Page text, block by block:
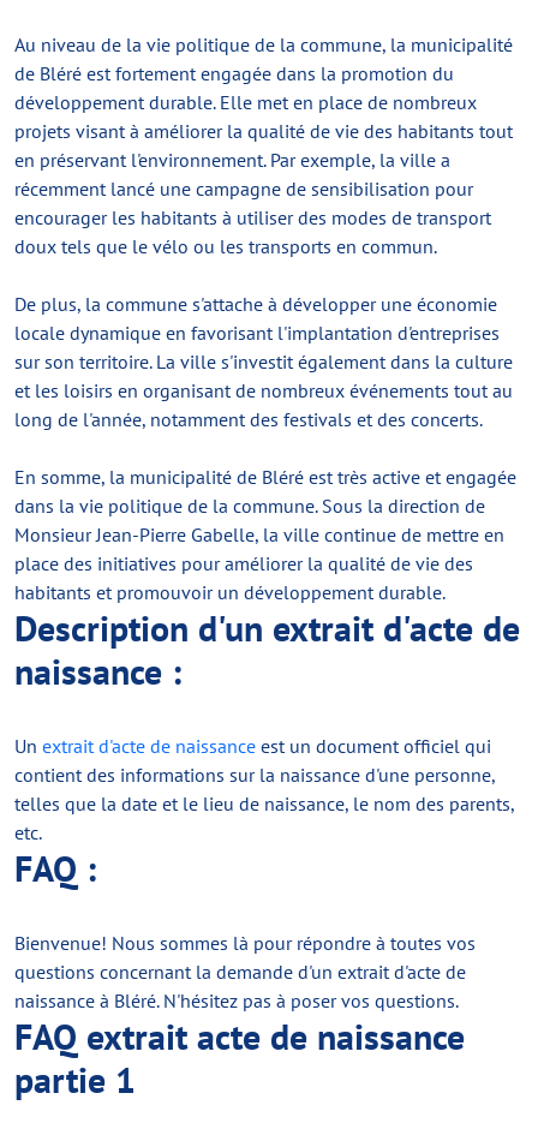
Au niveau de la vie politique de la commune, la municipalité
de Bléré est fortement engagée dans la promotion du
développement durable. Elle met en place de nombreux
projets visant à améliorer la qualité de vie des habitants tout
en préservant l'environnement. Par exemple, la ville a
récemment lancé une campagne de sensibilisation pour
encourager les habitants à utiliser des modes de transport
doux tels que le vélo ou les transports en commun.
De plus, la commune s'attache à développer une économie
locale dynamique en favorisant l'implantation d'entreprises
sur son territoire. La ville s'investit également dans la culture
et les loisirs en organisant de nombreux événements tout au
long de l'année, notamment des festivals et des concerts.
En somme, la municipalité de Bléré est très active et engagée
dans la vie politique de la commune. Sous la direction de
Monsieur Jean-Pierre Gabelle, la ville continue de mettre en
place des initiatives pour améliorer la qualité de vie des
habitants et promouvoir un développement durable.
Description d'un extrait d'acte de
naissance :
Un extrait d'acte de naissance est un document officiel qui
contient des informations sur la naissance d'une personne,
telles que la date et le lieu de naissance, le nom des parents,
etc.
FAQ :
Bienvenue! Nous sommes là pour répondre à toutes vos
questions concernant la demande d'un extrait d'acte de
naissance à Bléré. N'hésitez pas à poser vos questions.
FAQ extrait acte de naissance
partie 1